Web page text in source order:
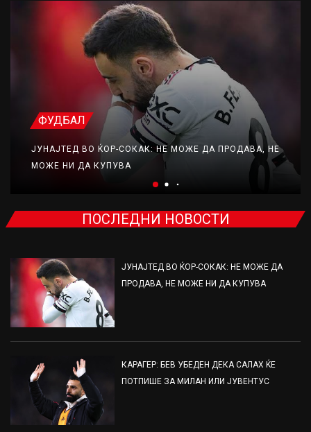
ФУДБАЛ
ЈУНАЈТЕД ВО ЌОР-СОКАК: НЕ МОЖЕ ДА ПРОДАВА, НЕ
МОЖЕ НИ ДА КУПУВА
ПОСЛЕДНИ НОВОСТИ
ЈУНАЈТЕД ВО ЌОР-СОКАК: НЕ МОЖЕ ДА
ПРОДАВА, НЕ МОЖЕ НИ ДА КУПУВА
КАРАГЕР: БЕВ УБЕДЕН ДЕКА САЛАХ ЌЕ
ПОТПИШЕ ЗА МИЛАН ИЛИ ЈУВЕНТУС